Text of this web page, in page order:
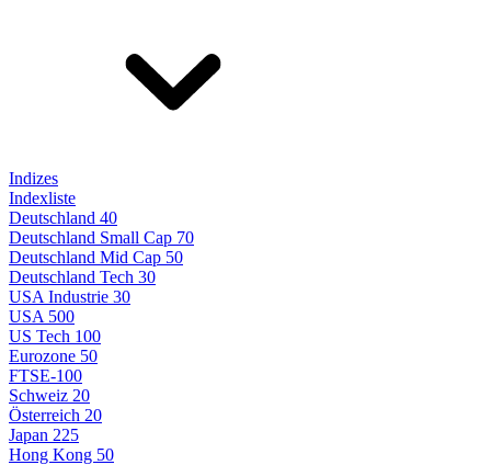
Indizes
Indexliste
Deutschland 40
Deutschland Small Cap 70
Deutschland Mid Cap 50
Deutschland Tech 30
USA Industrie 30
USA 500
US Tech 100
Eurozone 50
FTSE-100
Schweiz 20
Österreich 20
Japan 225
Hong Kong 50